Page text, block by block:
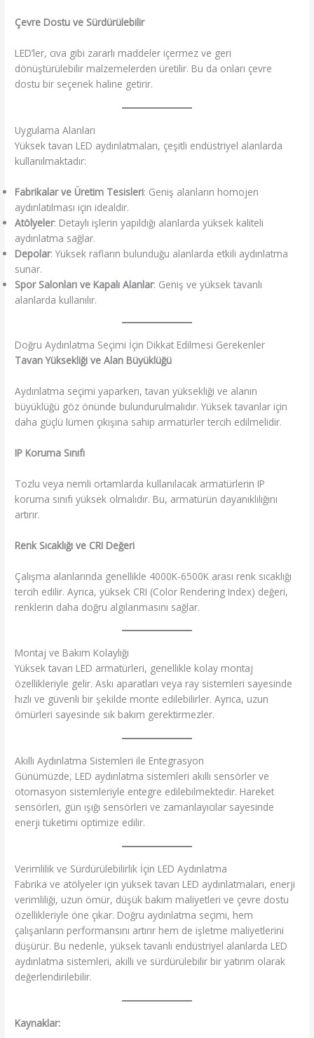
Çevre Dostu ve Sürdürülebilir
LED’ler, cıva gibi zararlı maddeler içermez ve geri
dönüştürülebilir malzemelerden üretilir. Bu da onları çevre
dostu bir seçenek haline getirir.
Uygulama Alanları
Yüksek tavan LED aydınlatmaları, çeşitli endüstriyel alanlarda
kullanılmaktadır:
Fabrikalar ve Üretim Tesisleri: Geniş alanların homojen
aydınlatılması için idealdir.
Atölyeler: Detaylı işlerin yapıldığı alanlarda yüksek kaliteli
aydınlatma sağlar.
Depolar: Yüksek rafların bulunduğu alanlarda etkili aydınlatma
sunar.
Spor Salonları ve Kapalı Alanlar: Geniş ve yüksek tavanlı
alanlarda kullanılır.
Doğru Aydınlatma Seçimi İçin Dikkat Edilmesi Gerekenler
Tavan Yüksekliği ve Alan Büyüklüğü
Aydınlatma seçimi yaparken, tavan yüksekliği ve alanın
büyüklüğü göz önünde bulundurulmalıdır. Yüksek tavanlar için
daha güçlü lümen çıkışına sahip armatürler tercih edilmelidir.
IP Koruma Sınıfı
Tozlu veya nemli ortamlarda kullanılacak armatürlerin IP
koruma sınıfı yüksek olmalıdır. Bu, armatürün dayanıklılığını
artırır.
Renk Sıcaklığı ve CRI Değeri
Çalışma alanlarında genellikle 4000K-6500K arası renk sıcaklığı
tercih edilir. Ayrıca, yüksek CRI (Color Rendering Index) değeri,
renklerin daha doğru algılanmasını sağlar.
Montaj ve Bakım Kolaylığı
Yüksek tavan LED armatürleri, genellikle kolay montaj
özellikleriyle gelir. Askı aparatları veya ray sistemleri sayesinde
hızlı ve güvenli bir şekilde monte edilebilirler. Ayrıca, uzun
ömürleri sayesinde sık bakım gerektirmezler.
Akıllı Aydınlatma Sistemleri ile Entegrasyon
Günümüzde, LED aydınlatma sistemleri akıllı sensörler ve
otomasyon sistemleriyle entegre edilebilmektedir. Hareket
sensörleri, gün ışığı sensörleri ve zamanlayıcılar sayesinde
enerji tüketimi optimize edilir.
Verimlilik ve Sürdürülebilirlik İçin LED Aydınlatma
Fabrika ve atölyeler için yüksek tavan LED aydınlatmaları, enerji
verimliliği, uzun ömür, düşük bakım maliyetleri ve çevre dostu
özellikleriyle öne çıkar. Doğru aydınlatma seçimi, hem
çalışanların performansını artırır hem de işletme maliyetlerini
düşürür. Bu nedenle, yüksek tavanlı endüstriyel alanlarda LED
aydınlatma sistemleri, akıllı ve sürdürülebilir bir yatırım olarak
değerlendirilebilir.
Kaynaklar: